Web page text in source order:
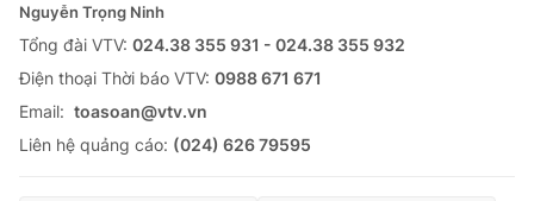
Nguyễn Trọng Ninh
Tổng đài VTV: 024.38 355 931 - 024.38 355 932
Ðiện thoại Thời báo VTV: 0988 671 671
Email: toasoan@vtv.vn
Liên hệ quảng cáo: (024) 626 79595